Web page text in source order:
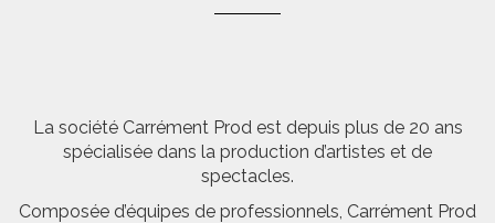
La société Carrément Prod est depuis plus de 20 ans
spécialisée dans la production d’artistes et de
spectacles.
Composée d’équipes de professionnels, Carrément Prod